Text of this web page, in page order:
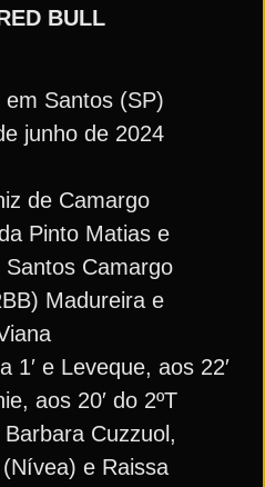
BULL
em Santos (SP)
junho de 2024
de Camargo
Pinto Matias e
Santos Camargo
Madureira e
1′ e Leveque, aos 22′
aos 20′ do 2ºT
Barbara Cuzzuol,
e Raissa